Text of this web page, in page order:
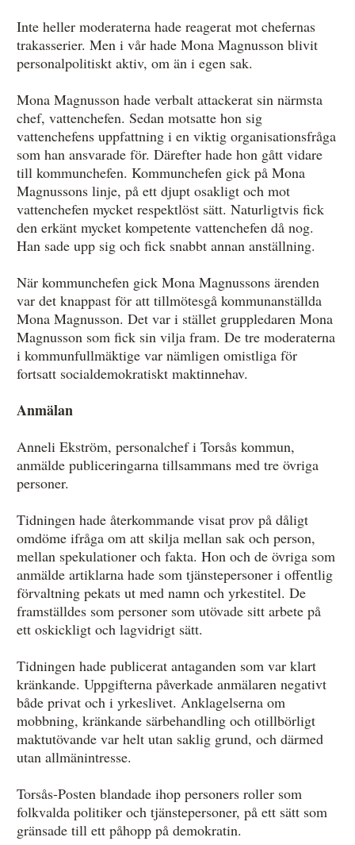
Inte heller moderaterna hade reagerat mot chefernas
trakasserier. Men i vår hade Mona Magnusson blivit
personalpolitiskt aktiv, om än i egen sak.
Mona Magnusson hade verbalt attackerat sin närmsta
chef, vattenchefen. Sedan motsatte hon sig
vattenchefens uppfattning i en viktig organisationsfråga
som han ansvarade för. Därefter hade hon gått vidare
till kommunchefen. Kommunchefen gick på Mona
Magnussons linje, på ett djupt osakligt och mot
vattenchefen mycket respektlöst sätt. Naturligtvis fick
den erkänt mycket kompetente vattenchefen då nog.
Han sade upp sig och fick snabbt annan anställning.
När kommunchefen gick Mona Magnussons ärenden
var det knappast för att tillmötesgå kommunanställda
Mona Magnusson. Det var i stället gruppledaren Mona
Magnusson som fick sin vilja fram. De tre moderaterna
i kommunfullmäktige var nämligen omistliga för
fortsatt socialdemokratiskt maktinnehav.
Anmälan
Anneli Ekström, personalchef i Torsås kommun,
anmälde publiceringarna tillsammans med tre övriga
personer.
Tidningen hade återkommande visat prov på dåligt
omdöme ifråga om att skilja mellan sak och person,
mellan spekulationer och fakta. Hon och de övriga som
anmälde artiklarna hade som tjänstepersoner i offentlig
förvaltning pekats ut med namn och yrkestitel. De
framställdes som personer som utövade sitt arbete på
ett oskickligt och lagvidrigt sätt.
Tidningen hade publicerat antaganden som var klart
kränkande. Uppgifterna påverkade anmälaren negativt
både privat och i yrkeslivet. Anklagelserna om
mobbning, kränkande särbehandling och otillbörligt
maktutövande var helt utan saklig grund, och därmed
utan allmänintresse.
Torsås-Posten blandade ihop personers roller som
folkvalda politiker och tjänstepersoner, på ett sätt som
gränsade till ett påhopp på demokratin.